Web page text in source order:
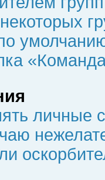
личные